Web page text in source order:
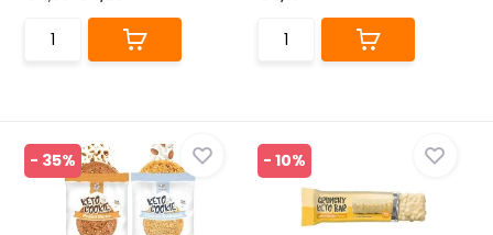
- 35% - 10%